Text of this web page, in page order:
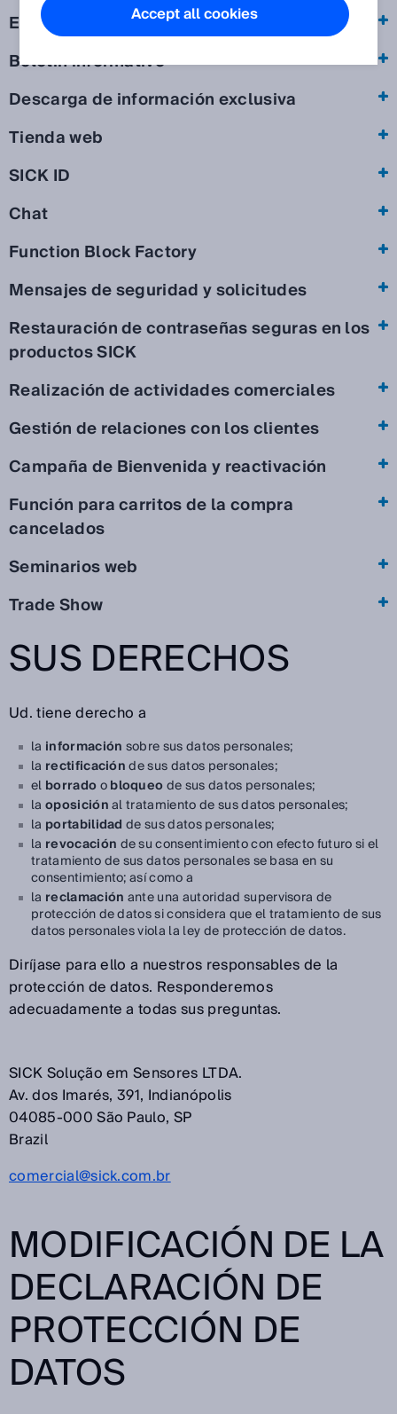
Eventos online
Boletín informativo
Descarga de información exclusiva
Tienda web
SICK ID
Chat
Function Block Factory
Mensajes de seguridad y solicitudes
Restauración de contraseñas seguras en los
productos SICK
Realización de actividades comerciales
Gestión de relaciones con los clientes
Campaña de Bienvenida y reactivación
Función para carritos de la compra
cancelados
Seminarios web
Trade Show
SUS DERECHOS
Ud. tiene derecho a
la información sobre sus datos personales;
la rectificaciónde sus datos personales;
el borradoobloqueode sus datos personales;
la oposiciónal tratamiento de sus datos personales;
la portabilidad de sus datos personales;
la revocación de su consentimiento con efecto futuro si el
tratamiento de sus datos personales se basa en su
consentimiento; así como a
la reclamación ante una autoridad supervisora de
protección de datos si considera que el tratamiento de sus
datos personales viola la ley de protección de datos.
Diríjase para ello a nuestros responsables de la
protección de datos. Responderemos
adecuadamente a todas sus preguntas.
SICK Solução em Sensores LTDA.
Av. dos Imarés, 391, Indianópolis
04085-000 São Paulo, SP
Brazil
comercial@sick.com.br
MODIFICACIÓN DE LA
DECLARACIÓN DE
PROTECCIÓN DE
DATOS
Accept all cookies